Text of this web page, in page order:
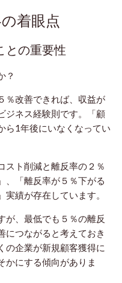
着眼点
との重要性
？
％改善できれば、収益が
ジネス経験則です。「顧
ら1年後にいなくなってい
スト削減と離反率の２％
、「離反率が５％下がる
績が存在しています。
が、最低でも５％の離反
につながると考えておき
の企業が新規顧客獲得に
かにする傾向がありま